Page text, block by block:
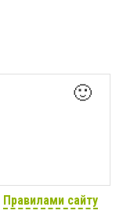
🙂
Правилами сайту